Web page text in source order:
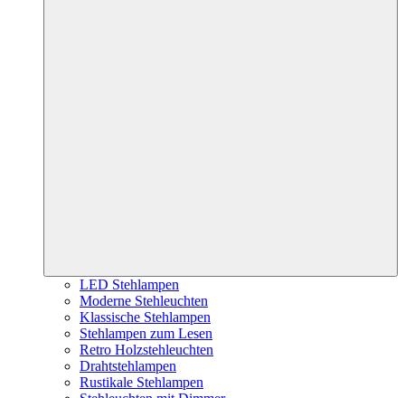
LED Stehlampen
Moderne Stehleuchten
Klassische Stehlampen
Stehlampen zum Lesen
Retro Holzstehleuchten
Drahtstehlampen
Rustikale Stehlampen